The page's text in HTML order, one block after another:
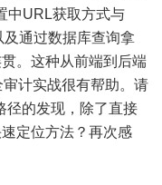
中URL获取方式与
通过数据库查询拿
。这种从前端到后端
计实战很有帮助。请
径的发现，除了直接
定位方法？再次感